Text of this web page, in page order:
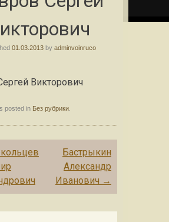
01.03.2013by adminvoinruco
Викторович
posted in Без рубрики
Бастрыкин
Александр
Иванович →